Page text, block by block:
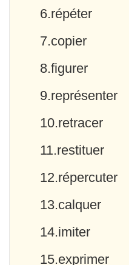
6.répéter
7.copier
8.figurer
9.représenter
10.retracer
11.restituer
12.répercuter
13.calquer
14.imiter
15.exprimer